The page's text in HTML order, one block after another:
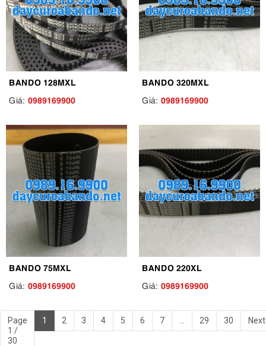
BANDO 128MXL
Giá: 0989169900
BANDO 320MXL
Giá: 0989169900
BANDO 75MXL
Giá: 0989169900
BANDO 220XL
Giá: 0989169900
Page
1 /
30
1 2 3 4 5 6 7 29 30 Next